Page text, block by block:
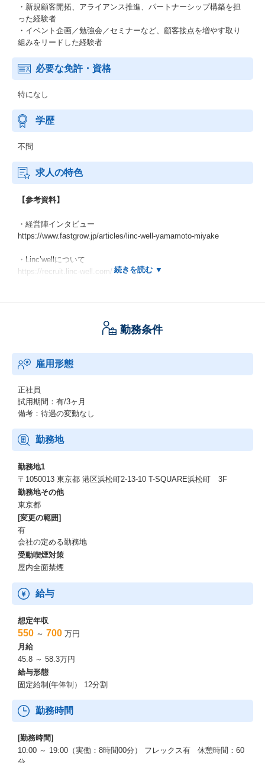
・新規顧客開拓、アライアンス推進、パートナーシップ構築を担
った経験者
・イベント企画／勉強会／セミナーなど、顧客接点を増やす取り
組みをリードした経験者
必要な免許・資格
特になし
学歴
不問
求人の特色
【参考資料】
・経営陣インタビュー
https://www.fastgrow.jp/articles/linc-well-yamamoto-miyake
・Linc’wellについて
https://recruit.linc-well.com/
・エンジニア日記
https://zenn.dev/p/lincwell_inc
●ポテンシャルは40兆円以上ー日本の医療体験を再設計するLinc’w
ellの大改革
●全ては理想的な患者体験のため
https://www.fastgrow.jp/articles/linc-well-hara-iwasa-muraoka
●精緻な“データ共有×バリュー浸透”でグロース続ける、Linc'wellの
事業組織の秘密
https://www.fastgrow.jp/articles/lincwell-odachi-yamaguchi-mitoma
勤務条件
雇用形態
正社員
試用期間：有/3ヶ月
備考：待遇の変動なし
勤務地
勤務地1
〒1050013 東京都 港区浜松町2-13-10 T-SQUARE浜松町 3F
勤務地その他
東京都
[変更の範囲]
有
会社の定める勤務地
受動喫煙対策
屋内全面禁煙
給与
想定年収
550 ～ 700 万円
月給
45.8 ～ 58.3万円
給与形態
固定給制(年俸制） 12分割
勤務時間
[勤務時間]
10:00 ～ 19:00（実働：8時間00分） フレックス有 休憩時間：60